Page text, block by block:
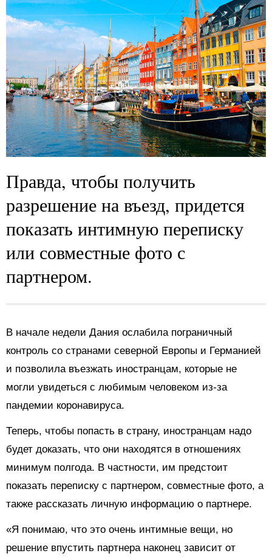
Правда, чтобы получить
разрешение на въезд, придется
показать интимную переписку
или совместные фото с
партнером.
В начале недели Дания ослабила пограничный
контроль со странами северной Европы и Германией
и позволила въезжать иностранцам, которые не
могли увидеться с любимым человеком из-за
пандемии коронавируса.
Теперь, чтобы попасть в страну, иностранцам надо
будет доказать, что они находятся в отношениях
минимум полгода. В частности, им предстоит
показать переписку с партнером, совместные фото, а
также рассказать личную информацию о партнере.
«Я понимаю, что это очень интимные вещи, но
решение впустить партнера наконец зависит от